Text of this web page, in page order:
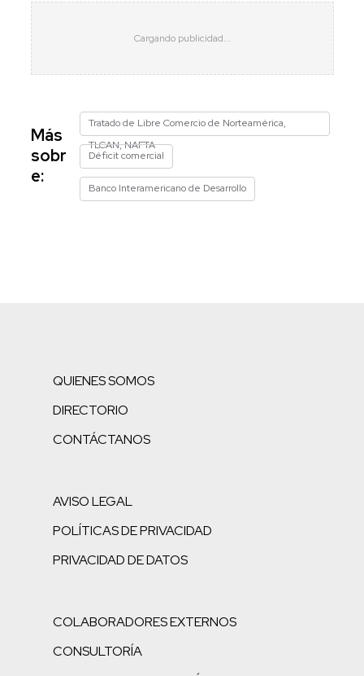
Más
sobr
e:
Tratado de Libre Comercio de Norteamérica,
TLCAN, NAFTA
Déficit comercial
Banco Interamericano de Desarrollo
QUIENES SOMOS
DIRECTORIO
CONTÁCTANOS
AVISO LEGAL
POLÍTICAS DE PRIVACIDAD
PRIVACIDAD DE DATOS
COLABORADORES EXTERNOS
CONSULTORÍA